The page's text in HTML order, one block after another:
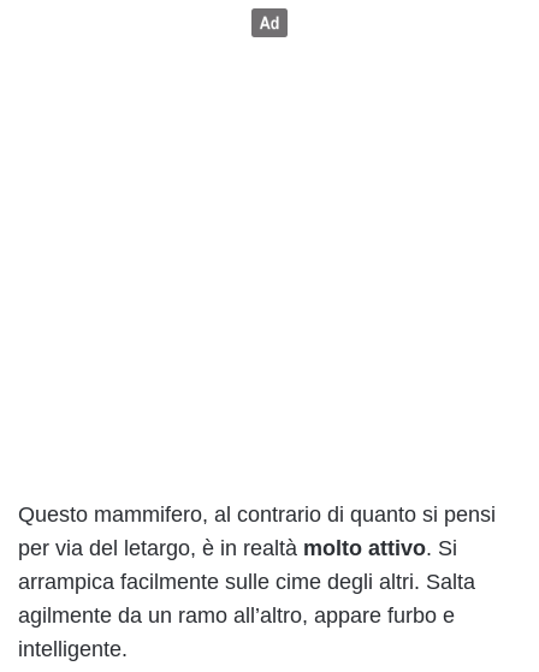
Questo mammifero, al contrario di quanto si pensi
per via del letargo, è in realtà molto attivo. Si
arrampica facilmente sulle cime degli altri. Salta
agilmente da un ramo all’altro, appare furbo e
intelligente.